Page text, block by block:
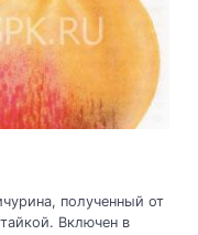
полученный от
Включен в